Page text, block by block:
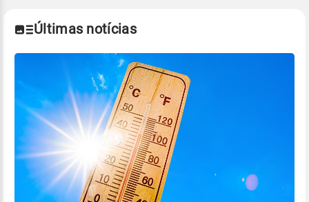
Últimas notícias